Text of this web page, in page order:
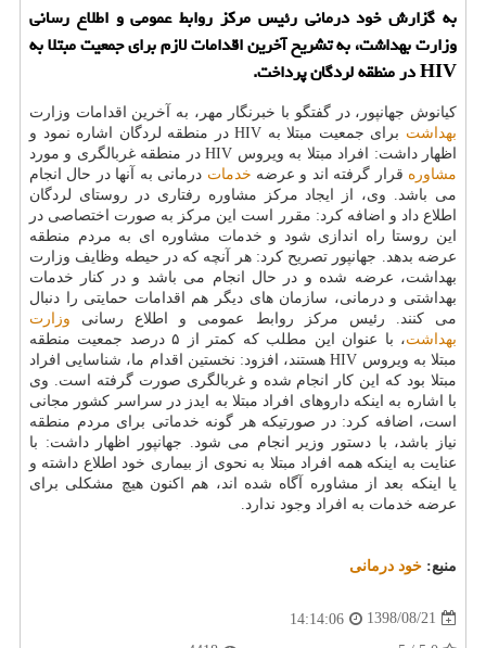
به گزارش خود درمانی رئیس مركز روابط عمومی و اطلاع رسانی
وزارت بهداشت، به تشریح آخرین اقدامات لازم برای جمعیت مبتلا به
HIV در منطقه لردگان پرداخت.
كیانوش جهانپور، در گفتگو با خبرنگار مهر، به آخرین اقدامات وزارت
بهداشت
برای جمعیت مبتلا به HIV در منطقه لردگان اشاره نمود و
اظهار داشت: افراد مبتلا به ویروس HIV در منطقه غربالگری و مورد
مشاوره قرار گرفته اند و عرضه خدمات درمانی به آنها در حال انجام
می باشد. وی، از ایجاد مركز مشاوره رفتاری در روستای لردگان
اطلاع داد و اضافه كرد: مقرر است این مركز به صورت اختصاصی در
این روستا راه اندازی شود و خدمات مشاوره ای به مردم منطقه
عرضه بدهد. جهانپور تصریح كرد: هر آنچه كه در حیطه وظایف وزارت
بهداشت، عرضه شده و در حال انجام می باشد و در كنار خدمات
بهداشتی و درمانی، سازمان های دیگر هم اقدامات حمایتی را دنبال
می كنند. رئیس مركز روابط عمومی و اطلاع رسانی وزارت
بهداشت
، با عنوان این مطلب كه كمتر از ۵ درصد جمعیت منطقه
مبتلا به ویروس HIV هستند، افزود: نخستین اقدام ما، شناسایی افراد
مبتلا بود كه این كار انجام شده و غربالگری صورت گرفته است. وی
با اشاره به اینكه داروهای افراد مبتلا به ایدز در سراسر كشور مجانی
است، اضافه كرد: در صورتیكه هر گونه خدماتی برای مردم منطقه
نیاز باشد، با دستور وزیر انجام می شود. جهانپور اظهار داشت: با
عنایت به اینكه همه افراد مبتلا به نحوی از بیماری خود اطلاع داشته و
یا اینكه بعد از مشاوره آگاه شده اند، هم اكنون هیچ مشكلی برای
عرضه خدمات به افراد وجود ندارد.
منبع: خود درمانی
1398/08/21
14:14:06